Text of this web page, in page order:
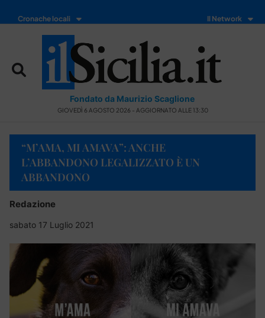
Cronache locali Il Network
Fondato da Maurizio Scaglione
GIOVEDÌ 6 AGOSTO 2026 - AGGIORNATO ALLE 13:30
“M’AMA, MI AMAVA”: ANCHE
L’ABBANDONO LEGALIZZATO È UN
ABBANDONO
Redazione
sabato 17 Luglio 2021